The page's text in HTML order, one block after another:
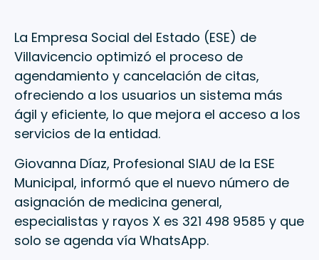
La Empresa Social del Estado (ESE) de
Villavicencio optimizó el proceso de
agendamiento y cancelación de citas,
ofreciendo a los usuarios un sistema más
ágil y eficiente, lo que mejora el acceso a los
servicios de la entidad.
Giovanna Díaz, Profesional SIAU de la ESE
Municipal, informó que el nuevo número de
asignación de medicina general,
especialistas y rayos X es 321 498 9585 y que
solo se agenda vía WhatsApp.